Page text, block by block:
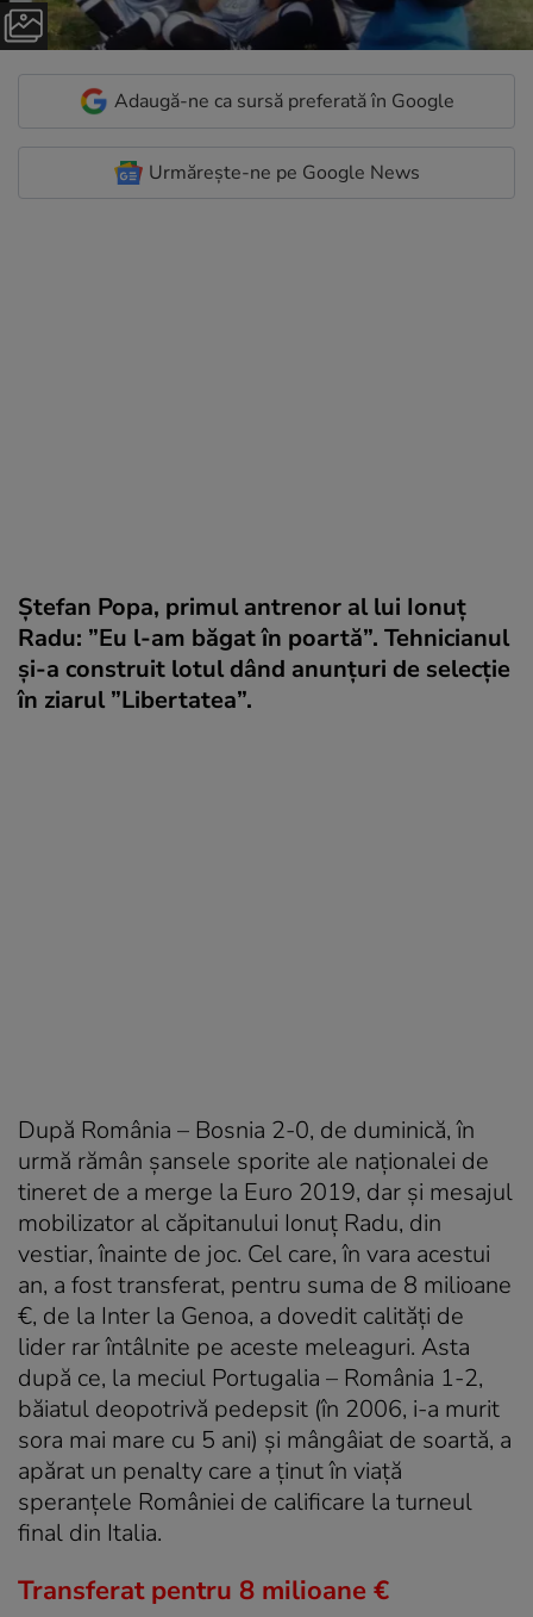
Adaugă-ne ca sursă preferată în Google
Urmărește-ne pe Google News
Ștefan Popa, primul antrenor al lui Ionuț
Radu: ”Eu l-am băgat în poartă”. Tehnicianul
și-a construit lotul dând anunțuri de selecție
în ziarul ”Libertatea”.
După România – Bosnia 2-0, de duminică, în
urmă rămân șansele sporite ale naționalei de
tineret de a merge la Euro 2019, dar și mesajul
mobilizator al căpitanului Ionuț Radu, din
vestiar, înainte de joc. Cel care, în vara acestui
an, a fost transferat, pentru suma de 8 milioane
€, de la Inter la Genoa, a dovedit calități de
lider rar întâlnite pe aceste meleaguri. Asta
după ce, la meciul Portugalia – România 1-2,
băiatul deopotrivă pedepsit (în 2006, i-a murit
sora mai mare cu 5 ani) și mângâiat de soartă, a
apărat un penalty care a ținut în viață
speranțele României de calificare la turneul
final din Italia.
Transferat pentru 8 milioane €